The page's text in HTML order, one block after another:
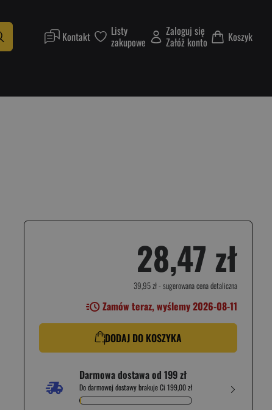
Kontakt Listy
zakupowe
Zaloguj się
Załóż konto Koszyk
28,47 zł
39,95 zł- sugerowana cena detaliczna
Zamów teraz, wyślemy 2026-08-11
DODAJ DO KOSZYKA
Darmowa dostawa od 199 zł
Do darmowej dostawy brakuje Ci 199,00 zł